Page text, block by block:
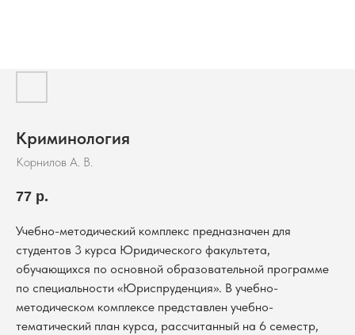
Криминология
Корнилов А. В.
77 р.
Учебно-методический комплекс предназначен для
студентов 3 курса Юридического факультета,
обучающихся по основной образовательной программе
по специальности «Юриспруденция». В учебно-
методическом комплексе представлен учебно-
тематический план курса, рассчитанный на 6 семестр,